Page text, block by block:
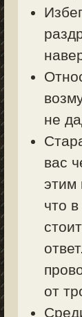
не
вас
этим
что
от